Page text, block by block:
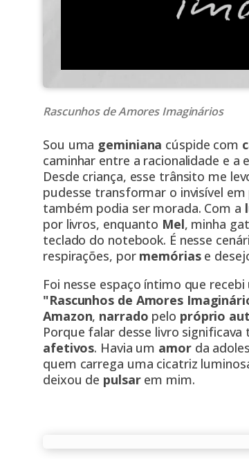
Rascunhos de Amores Imaginários
Sou uma geminiana cúspide com
caminhar entre a racionalidade e a
Desde criança, esse trânsito me
pudesse transformar o invisível
também podia ser morada. Com a
por livros, enquanto Mel, minha
teclado do notebook. É nesse
respirações, por memóriase
Foi nesse espaço íntimo que recebi
"Rascunhos de Amores
Amazon, narrado pelo próprio
Porque falar desse livro
afetivos. Havia um amorda
quem carrega uma cicatriz
deixou de pulsar em mim.